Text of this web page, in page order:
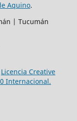
Aquino.
| Tucumán
Licencia Creative
Internacional.